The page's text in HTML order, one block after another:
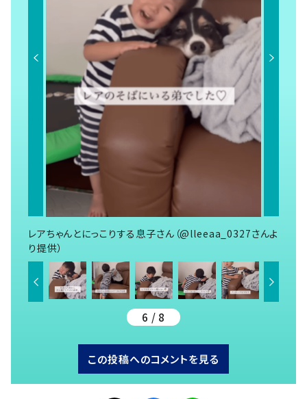
レアちゃんとにっこりする息子さん（@lleeaa_0327さんよ
り提供）
6 / 8
この投稿へのコメントを見る